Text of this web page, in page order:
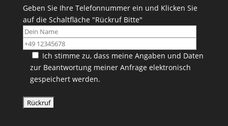
Geben Sie Ihre Telefonnummer ein und Klicken Sie
auf die Schaltfläche "Rückruf Bitte"
Ich stimme zu, dass meine Angaben und Daten
zur Beantwortung meiner Anfrage elektronisch
gespeichert werden.